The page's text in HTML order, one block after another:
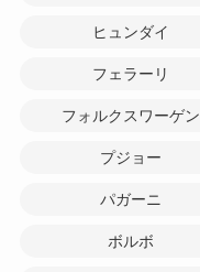
ヒュンダイ
フェラーリ
フォルクスワーゲン
プジョー
パガーニ
ボルボ